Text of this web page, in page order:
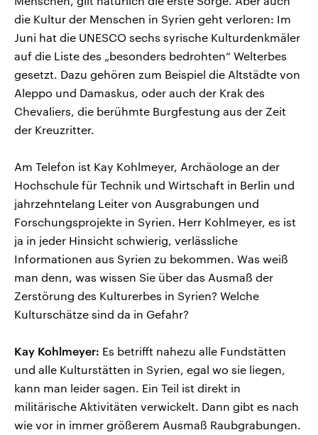
die Kultur der Menschen in Syrien geht verloren: Im
Juni hat die UNESCO sechs syrische Kulturdenkmäler
auf die Liste des „besonders bedrohten“ Welterbes
gesetzt. Dazu gehören zum Beispiel die Altstädte von
Aleppo und Damaskus, oder auch der Krak des
Chevaliers, die berühmte Burgfestung aus der Zeit
der Kreuzritter.
Am Telefon ist Kay Kohlmeyer, Archäologe an der
Hochschule für Technik und Wirtschaft in Berlin und
jahrzehntelang Leiter von Ausgrabungen und
Forschungsprojekte in Syrien. Herr Kohlmeyer, es ist
ja in jeder Hinsicht schwierig, verlässliche
Informationen aus Syrien zu bekommen. Was weiß
man denn, was wissen Sie über das Ausmaß der
Zerstörung des Kulturerbes in Syrien? Welche
Kulturschätze sind da in Gefahr?
Kay Kohlmeyer: Es betrifft nahezu alle Fundstätten
und alle Kulturstätten in Syrien, egal wo sie liegen,
kann man leider sagen. Ein Teil ist direkt in
militärische Aktivitäten verwickelt. Dann gibt es nach
wie vor in immer größerem Ausmaß Raubgrabungen.